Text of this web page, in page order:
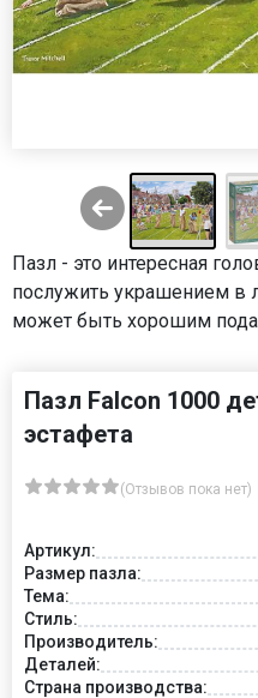
Пазл - это интересная
послужить украшением в
может быть хорошим
Пазл Falcon 1000
эстафета
(Отзывов пока нет)
Артикул:
Размер пазла:
Тема:
Стиль:
Производитель:
Деталей:
Страна производства: